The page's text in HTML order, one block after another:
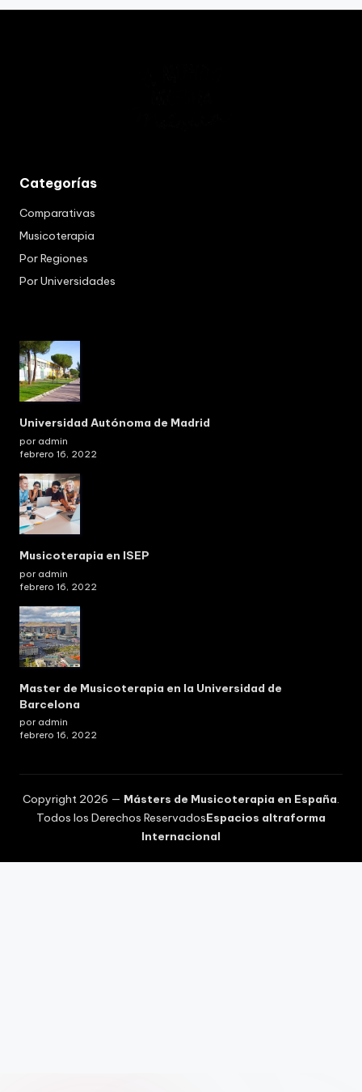
Categorías
Comparativas
Musicoterapia
Por Regiones
Por Universidades
Universidad Autónoma de Madrid
por admin
febrero 16, 2022
Musicoterapia en ISEP
por admin
febrero 16, 2022
Master de Musicoterapia en la Universidad de
Barcelona
por admin
febrero 16, 2022
Copyright 2026 — Másters de Musicoterapia en España.
Todos los Derechos ReservadosEspacios altraforma
Internacional